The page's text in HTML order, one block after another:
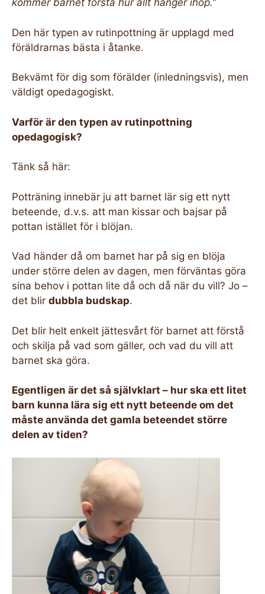
kommer barnet förstå hur allt hänger ihop.”
Den här typen av rutinpottning är upplagd med
föräldrarnas bästa i åtanke.
Bekvämt för dig som förälder (inledningsvis), men
väldigt opedagogiskt.
Varför är den typen av rutinpottning
opedagogisk?
Tänk så här:
Potträning innebär ju att barnet lär sig ett nytt
beteende, d.v.s. att man kissar och bajsar på
pottan istället för i blöjan.
Vad händer då om barnet har på sig en blöja
under större delen av dagen, men förväntas göra
sina behov i pottan lite då och då när du vill? Jo –
det blir dubbla budskap.
Det blir helt enkelt jättesvårt för barnet att förstå
och skilja på vad som gäller, och vad du vill att
barnet ska göra.
Egentligen är det så självklart – hur ska ett litet
barn kunna lära sig ett nytt beteende om det
måste använda det gamla beteendet större
delen av tiden?